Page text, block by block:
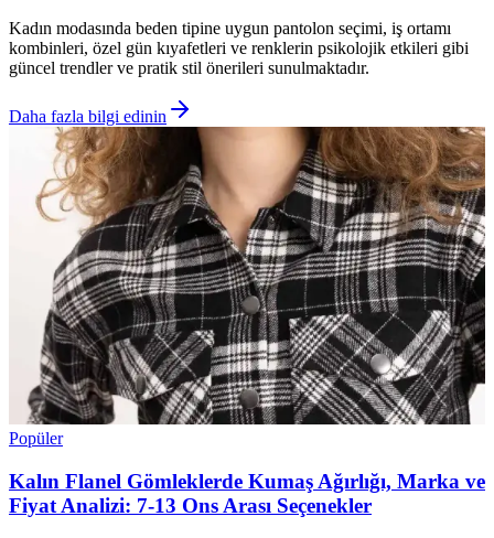
Kadın modasında beden tipine uygun pantolon seçimi, iş ortamı
kombinleri, özel gün kıyafetleri ve renklerin psikolojik etkileri gibi
güncel trendler ve pratik stil önerileri sunulmaktadır.
Daha fazla bilgi edinin
Popüler
Kalın Flanel Gömleklerde Kumaş Ağırlığı, Marka ve
Fiyat Analizi: 7-13 Ons Arası Seçenekler